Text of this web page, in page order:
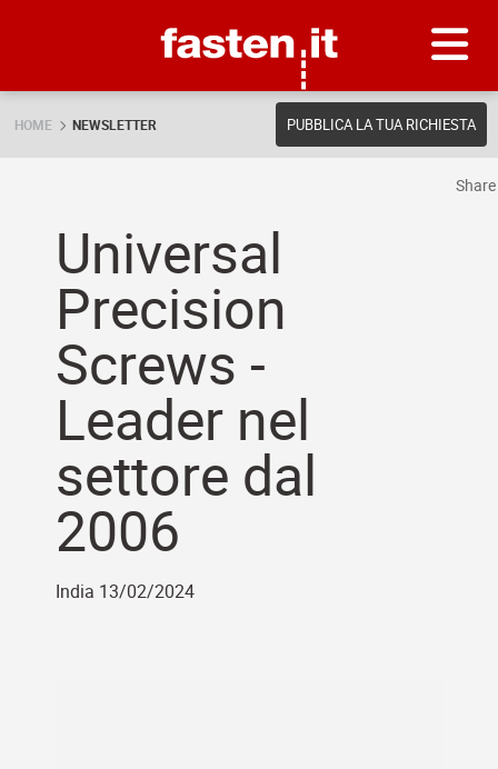
HOME NEWSLETTER PUBBLICA LA TUA RICHIESTA
Universal
Precision
Screws -
Leader nel
settore dal
2006
India 13/02/2024
Share